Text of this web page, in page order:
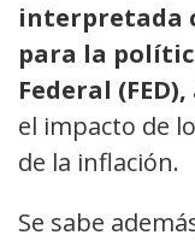
interpretada
para la
Federal (FED),
el impacto de
de la inflación.
Se sabe